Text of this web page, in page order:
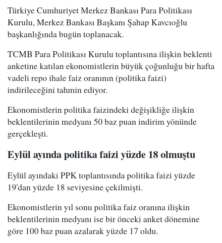
Türkiye Cumhuriyet Merkez Bankası Para Politikası
Kurulu, Merkez Bankası Başkanı Şahap Kavcıoğlu
başkanlığında bugün toplanacak.
TCMB Para Politikası Kurulu toplantısına ilişkin beklenti
anketine katılan ekonomistlerin büyük çoğunluğu bir hafta
vadeli repo ihale faiz oranının (politika faizi)
indirileceğini tahmin ediyor.
Ekonomistlerin politika faizindeki değişikliğe ilişkin
beklentilerinin medyanı 50 baz puan indirim yönünde
gerçekleşti.
Eylül ayında politika faizi yüzde 18 olmuştu
Eylül ayındaki PPK toplantısında politika faizi yüzde
19'dan yüzde 18 seviyesine çekilmişti.
Ekonomistlerin yıl sonu politika faiz oranına ilişkin
beklentilerinin medyanı ise bir önceki anket dönemine
göre 100 baz puan azalarak yüzde 17 oldu.